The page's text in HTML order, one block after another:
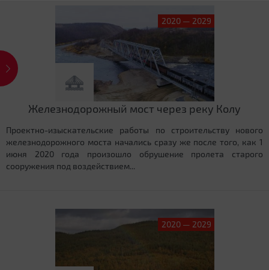
2020 — 2029
Железнодорожный мост через реку Колу
Проектно-изыскательские работы по строительству нового
железнодорожного моста начались сразу же после того, как 1
июня 2020 года произошло обрушение пролета старого
сооружения под воздействием...
2020 — 2029